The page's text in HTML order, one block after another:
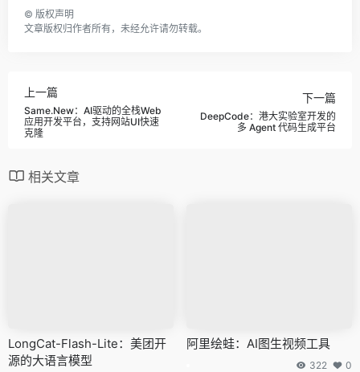
© 版权声明
文章版权归作者所有，未经允许请勿转载。
上一篇
Same.New：AI驱动的全栈Web
应用开发平台，支持网站UI快速
克隆
下一篇
DeepCode：港大实验室开发的
多 Agent 代码生成平台
相关文章
LongCat-Flash-Lite：美团开
源的大语言模型
阿里绘蛙：AI图生视频工具
322 0